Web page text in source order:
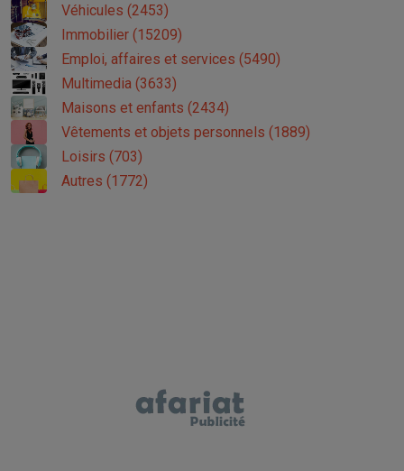
Véhicules (2453)
Immobilier (15209)
Emploi, affaires et services (5490)
Multimedia (3633)
Maisons et enfants (2434)
Vêtements et objets personnels (1889)
Loisirs (703)
Autres (1772)